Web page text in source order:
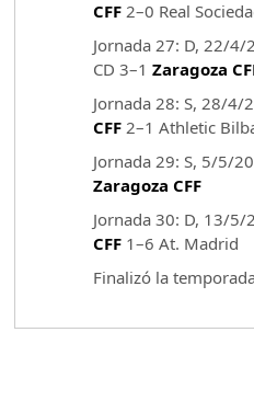
CFF2–0 Real
Jornada 27: D, 22/
CD 3–1 Zaragoza
Jornada 28: S, 28/
CFF2–1 Athletic
Jornada 29: S, 5/5/
Zaragoza CFF
Jornada 30: D, 13/
CFF1–6 At. Madrid
Finalizó la